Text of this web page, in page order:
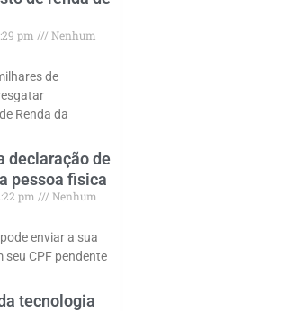
pm
Nenhum
de
Renda da
declaração de
pessoa fisica
pm
Nenhum
enviar a sua
CPF pendente
tecnologia